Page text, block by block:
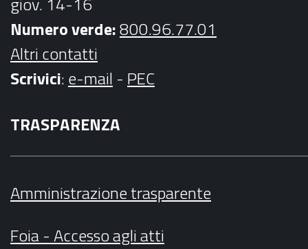
Numero verde:800.96.77.01
Altri contatti
Scrivici:e-mail - PEC
TRASPARENZA
Amministrazione trasparente
Foia - Accesso agli atti